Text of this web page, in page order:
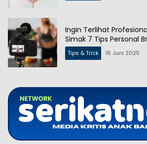
Ingin Terlihat
Simak 7 Tips Personal
Tips & Trick 16 Juni 2025